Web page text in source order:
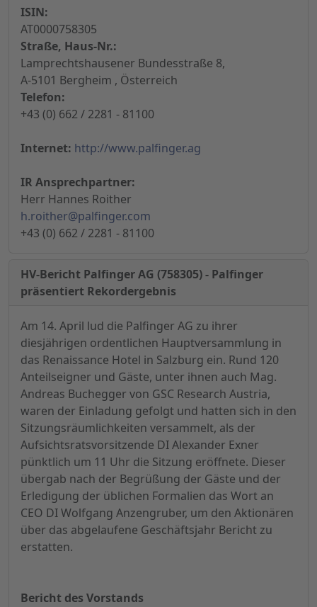
ISIN:
AT0000758305
Straße, Haus-Nr.:
Lamprechtshausener Bundesstraße 8,
A-5101 Bergheim , Österreich
Telefon:
+43 (0) 662 / 2281 - 81100
Internet: http://www.palfinger.ag
IR Ansprechpartner:
Herr Hannes Roither
h.roither@palfinger.com
+43 (0) 662 / 2281 - 81100
HV-Bericht Palfinger AG (758305) - Palfinger
präsentiert Rekordergebnis
Am 14. April lud die Palfinger AG zu ihrer
diesjährigen ordentlichen Hauptversammlung in
das Renaissance Hotel in Salzburg ein. Rund 120
Anteilseigner und Gäste, unter ihnen auch Mag.
Andreas Buchegger von GSC Research Austria,
waren der Einladung gefolgt und hatten sich in den
Sitzungsräumlichkeiten versammelt, als der
Aufsichtsratsvorsitzende DI Alexander Exner
pünktlich um 11 Uhr die Sitzung eröffnete. Dieser
übergab nach der Begrüßung der Gäste und der
Erledigung der üblichen Formalien das Wort an
CEO DI Wolfgang Anzengruber, um den Aktionären
über das abgelaufene Geschäftsjahr Bericht zu
erstatten.
Bericht des Vorstands